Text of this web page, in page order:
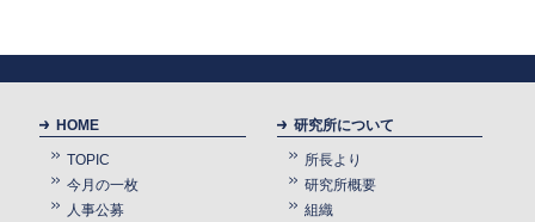
HOME
TOPIC
今月の一枚
人事公募
研究所について
所長より
研究所概要
組織